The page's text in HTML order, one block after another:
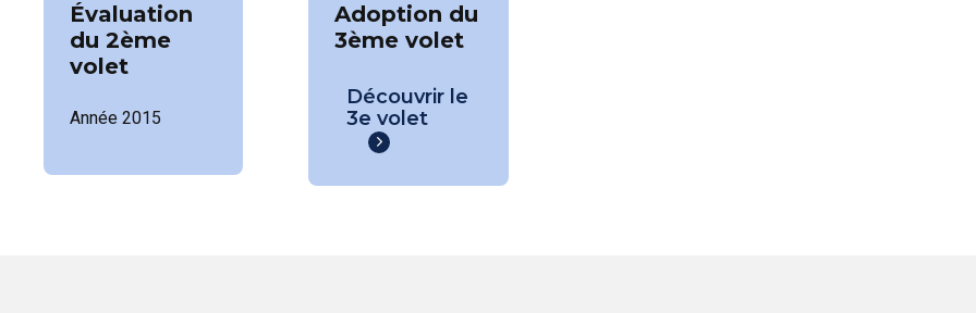
Évaluation
du 2ème
volet
Année 2015
Adoption du
3ème volet
Découvrir le
3e volet